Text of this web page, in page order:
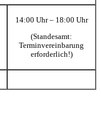
14:00 Uhr – 18:00 Uhr
(Standesamt:
Terminvereinbarung
erforderlich!)